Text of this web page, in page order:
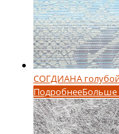
СОГДИАНА
Подробнее